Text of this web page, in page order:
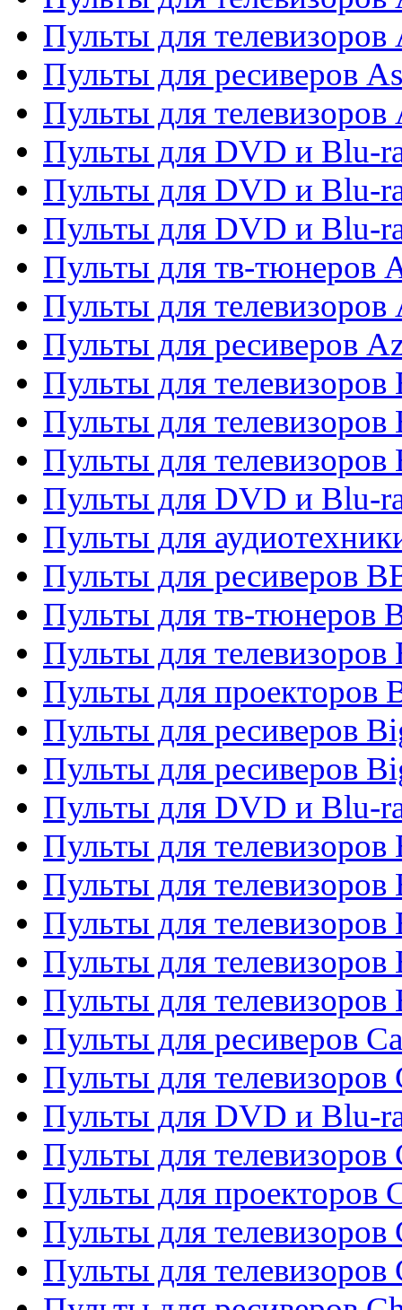
Пульты для телевизоров
Пульты для ресиверов
Пульты для телевизоров
Пульты для DVD и Blu-
Пульты для DVD и Blu-
Пульты для DVD и Blu-
Пульты для тв-тюнеров
Пульты для телевизоров
Пульты для ресиверов
Пульты для
Пульты для
Пульты для
Пульты для DVD и Blu-
Пульты для
Пульты для ресиверов
Пульты для тв-тюнеров
Пульты для телевизоров
Пульты для проекторов
Пульты для ресиверов
Пульты для ресиверов
Пульты для DVD и Blu-
Пульты для телевизоров
Пульты для телевизоров
Пульты для телевизоров
Пульты для телевизоров
Пульты для телевизоров
Пульты для ресиверов
Пульты для телевизоров
Пульты для DVD и Blu-
Пульты для телевизоров
Пульты для проекторов
Пульты для телевизоров
Пульты для телевизоров